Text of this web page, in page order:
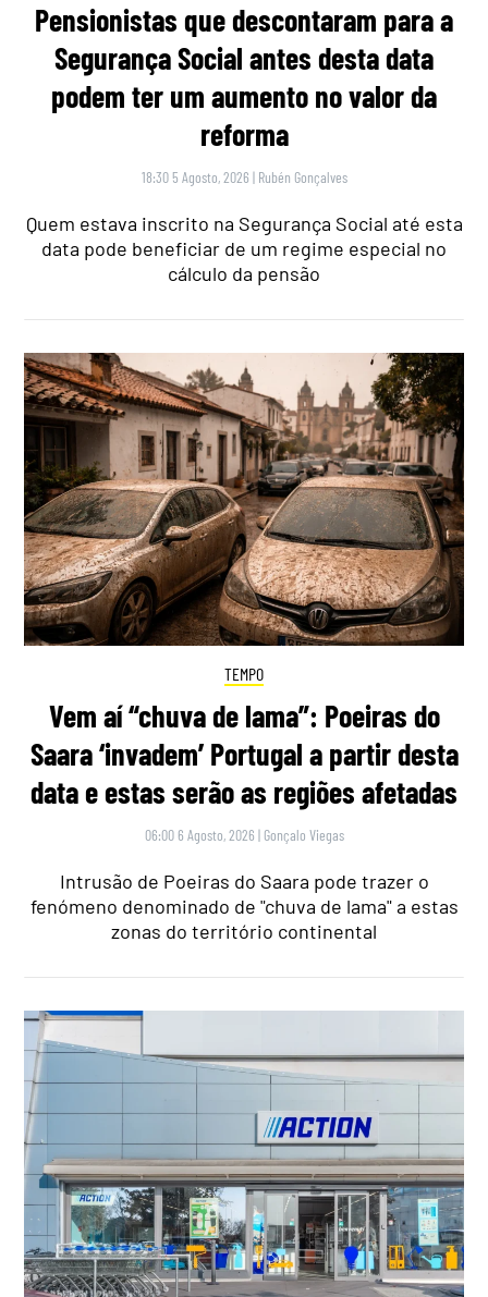
Pensionistas que descontaram para a
Segurança Social antes desta data
podem ter um aumento no valor da
reforma
18:30 5 Agosto, 2026 | Rubén Gonçalves
Quem estava inscrito na Segurança Social até esta
data pode beneficiar de um regime especial no
cálculo da pensão
TEMPO
Vem aí “chuva de lama”: Poeiras do
Saara ‘invadem’ Portugal a partir desta
data e estas serão as regiões afetadas
06:00 6 Agosto, 2026 | Gonçalo Viegas
Intrusão de Poeiras do Saara pode trazer o
fenómeno denominado de "chuva de lama" a estas
zonas do território continental